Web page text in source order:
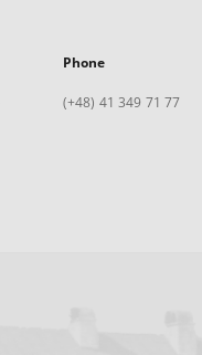
Phone
(+48) 41 349 71 77